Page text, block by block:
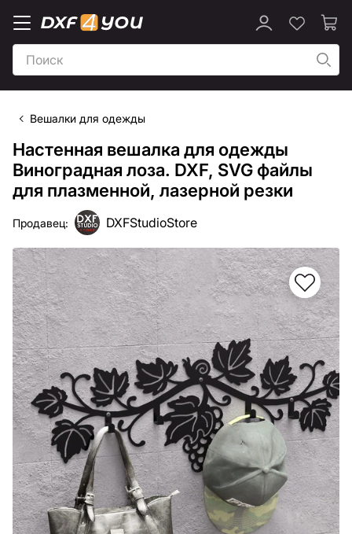
Вешалки для одежды
Настенная вешалка для одежды
Виноградная лоза. DXF, SVG файлы
для плазменной, лазерной резки
Продавец: DXFStudioStore